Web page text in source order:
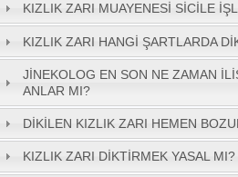
KIZLIK ZARI MUAYENESI SICILE
KIZLIK ZARI HANGI ŞARTLARDA
JINEKOLOG EN SON NE ZAMAN
ANLAR MI?
DIKILEN KIZLIK ZARI HEMEN
KIZLIK ZARI DIKTIRMEK YASAL MI?